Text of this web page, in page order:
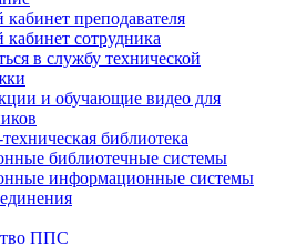
преподавателя
сотрудника
в службу технической
и обучающие видео для
библиотека
библиотечные системы
информационные системы
ППС